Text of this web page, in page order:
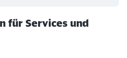
für Services und